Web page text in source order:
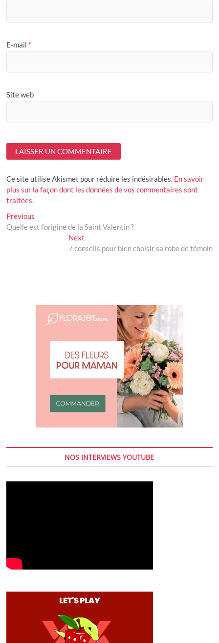
E-mail *
Site web
Ce site utilise Akismet pour réduire les indésirables. En savoir
plus sur la façon dont les données de vos commentaires sont
traitées.
Navigation
de
Previous
post:
Quelle est l’origine de la Saint Valentin ?
NextNext
post:
7 conseils pour bien choisir sa robe de témoin
NOS INTERVIEWS YOUTUBE